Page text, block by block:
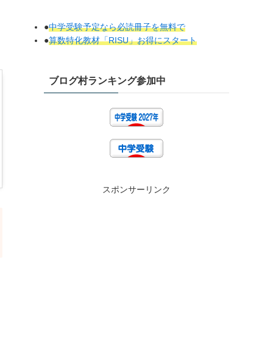
●中学受験予定なら必読冊子を無料で
●算数特化教材「RISU」お得にスタート
ブログ村ランキング参加中
スポンサーリンク